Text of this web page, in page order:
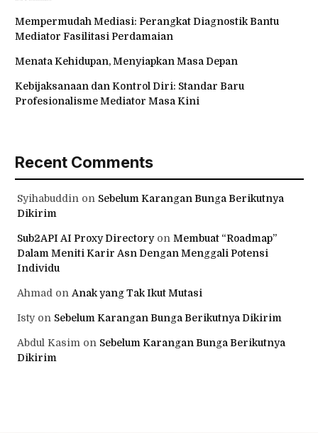
Mempermudah Mediasi: Perangkat Diagnostik Bantu
Mediator Fasilitasi Perdamaian
Menata Kehidupan, Menyiapkan Masa Depan
Kebijaksanaan dan Kontrol Diri: Standar Baru
Profesionalisme Mediator Masa Kini
Recent Comments
Syihabuddin on Sebelum Karangan Bunga Berikutnya
Dikirim
Sub2API AI Proxy Directoryon Membuat “Roadmap”
Dalam Meniti Karir Asn Dengan Menggali Potensi
Individu
Ahmad on Anak yang Tak Ikut Mutasi
Istyon Sebelum Karangan Bunga Berikutnya Dikirim
Abdul Kasim on Sebelum Karangan Bunga Berikutnya
Dikirim